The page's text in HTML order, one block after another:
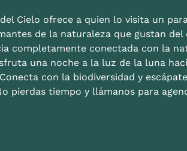
Cielo ofrece a quien lo visita un
de la naturaleza que gustan del
completamente conectada con la
una noche a la luz de la luna
con la biodiversidad y
pierdas tiempo y llámanos para